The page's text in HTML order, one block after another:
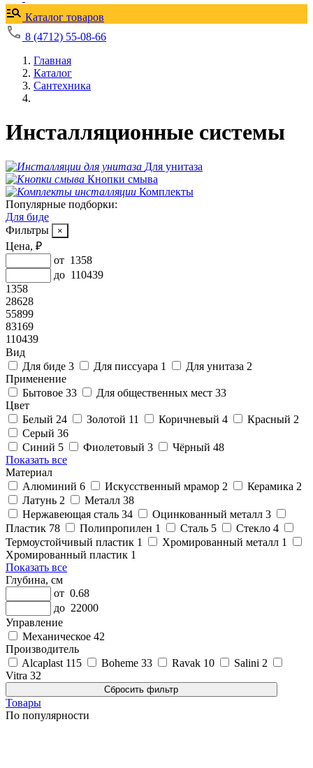
Каталог товаров
8 (4712) 55-08-66
Главная
Каталог
Сантехника
Инсталляционные системы
Для унитаза
Кнопки смыва
Комплекты
Популярные подборки:
Для биде
Фильтры
Цена, ₽
от 1358
до 110439
1358
28628
55899
83169
110439
Вид
Для биде 3 Для писсуара 1 Для унитаза 2
Применение
Бытовое 33 Для общественных мест 33
Цвет
Белый 24 Золотой 11 Коричневый 4 Красный 2
Серый 36
Синий 5 Фиолетовый 3 Чёрный 48
Показать все
Материал
Алюминий 6 Искусственный мрамор 2 Керамика 2
Латунь 2 Металл 38
Нержавеющая сталь 34 Оцинкованный металл 3
Пластик 78 Полипропилен 1 Сталь 5 Стекло 4
Термоустойчивый пластик 1 Хромированный металл 1
Хромированный пластик 1
Показать все
Глубина, см
от 0.68
до 22000
Управление
Механическое 42
Производитель
Alcaplast 115 Boheme 33 Ravak 10 Salini 2
Vitra 32
Товары
По популярности